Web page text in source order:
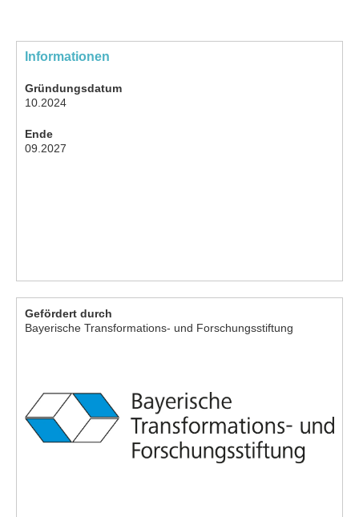
Informationen
Gründungsdatum
10.2024
Ende
09.2027
Gefördert durch
Bayerische Transformations- und Forschungsstiftung